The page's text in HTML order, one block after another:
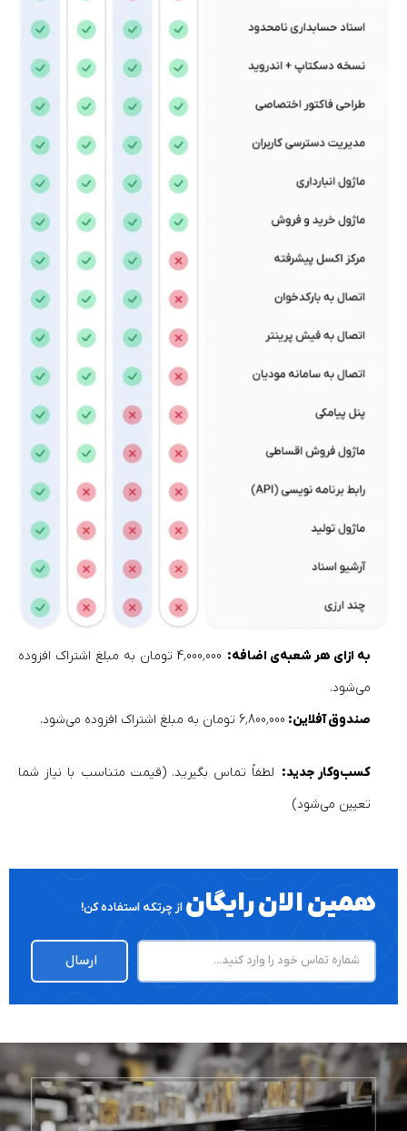
به ازای هر شعبه‌ی اضافه:
4٬000٬000 تومان به مبلغ اشتراک افزوده
می‌شود.
صندوق آفلاین: 6٬800٬000 تومان به مبلغ اشتراک افزوده می‌شود.
کسب‌وکار جدید: لطفاً تماس بگیرید. (قیمت متناسب با نیاز شما
تعیین می‌شود)
همین الان رایگان از چرتکه استفاده کن!
ارسال